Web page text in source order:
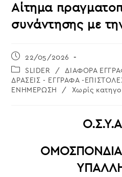
Αίτημα
συνάντησης με
Post
published:
22/05/2026
Post
category:
SLIDER / ΔΙΑΦΟΡΑ
ΔΡΑΣΕΙΣ - ΕΓΓΡΑΦΑ -
ΕΝΗΜΕΡΩΣΗ
/ Χωρίς